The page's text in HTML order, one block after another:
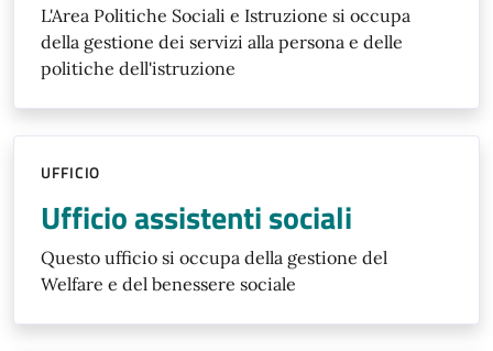
L'Area Politiche Sociali e Istruzione si occupa
della gestione dei servizi alla persona e delle
politiche dell'istruzione
UFFICIO
Ufficio assistenti sociali
Questo ufficio si occupa della gestione del
Welfare e del benessere sociale